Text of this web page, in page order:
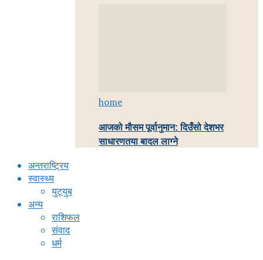
home
आजको मौसम पूर्वानुमान: दिउँसो देशभर
साधारणतया बादल लाग्ने
अन्तराष्ट्रिय
स्वास्थ्य
युट्युब
अन्य
राशिफल
संवाद
धर्म